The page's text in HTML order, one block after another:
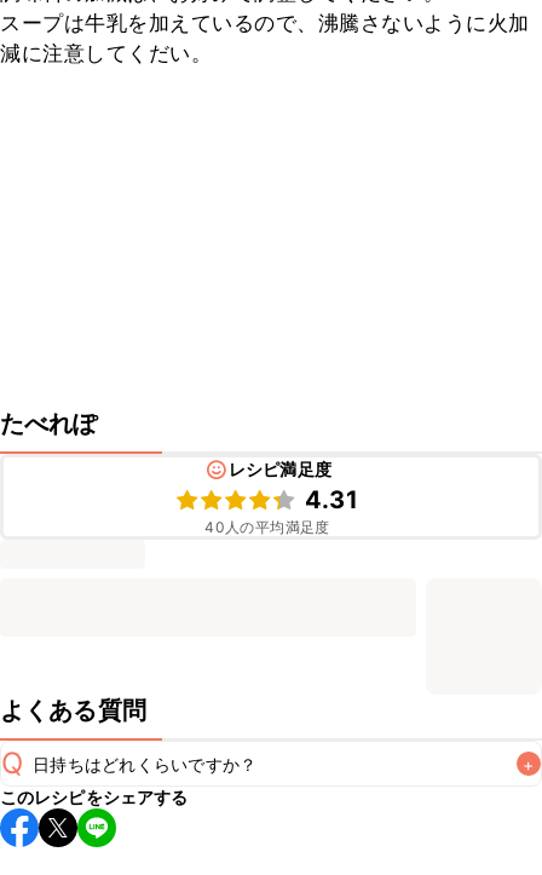
スープは牛乳を加えているので、沸騰さないように火加
減に注意してくだい。
たべれぽ
レシピ満足度
4.31
40 人の平均満足度
よくある質問
Q 日持ちはどれくらいですか？ +
保存期間は冷蔵で翌日中が目安です。なるべくお早めにお召
し上がりください。
このレシピをシェアする